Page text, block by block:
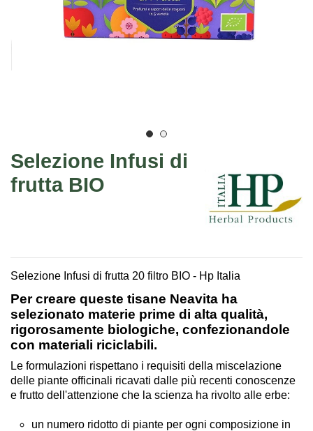
Selezione Infusi di
frutta BIO
Selezione Infusi di frutta 20 filtro BIO - Hp Italia
Per creare queste tisane Neavita ha
selezionato materie prime di alta qualità,
rigorosamente biologiche, confezionandole
con materiali riciclabili.
Le formulazioni rispettano i requisiti della miscelazione
delle piante officinali ricavati dalle più recenti conoscenze
e frutto dell'attenzione che la scienza ha rivolto alle erbe:
un numero ridotto di piante per ogni composizione in